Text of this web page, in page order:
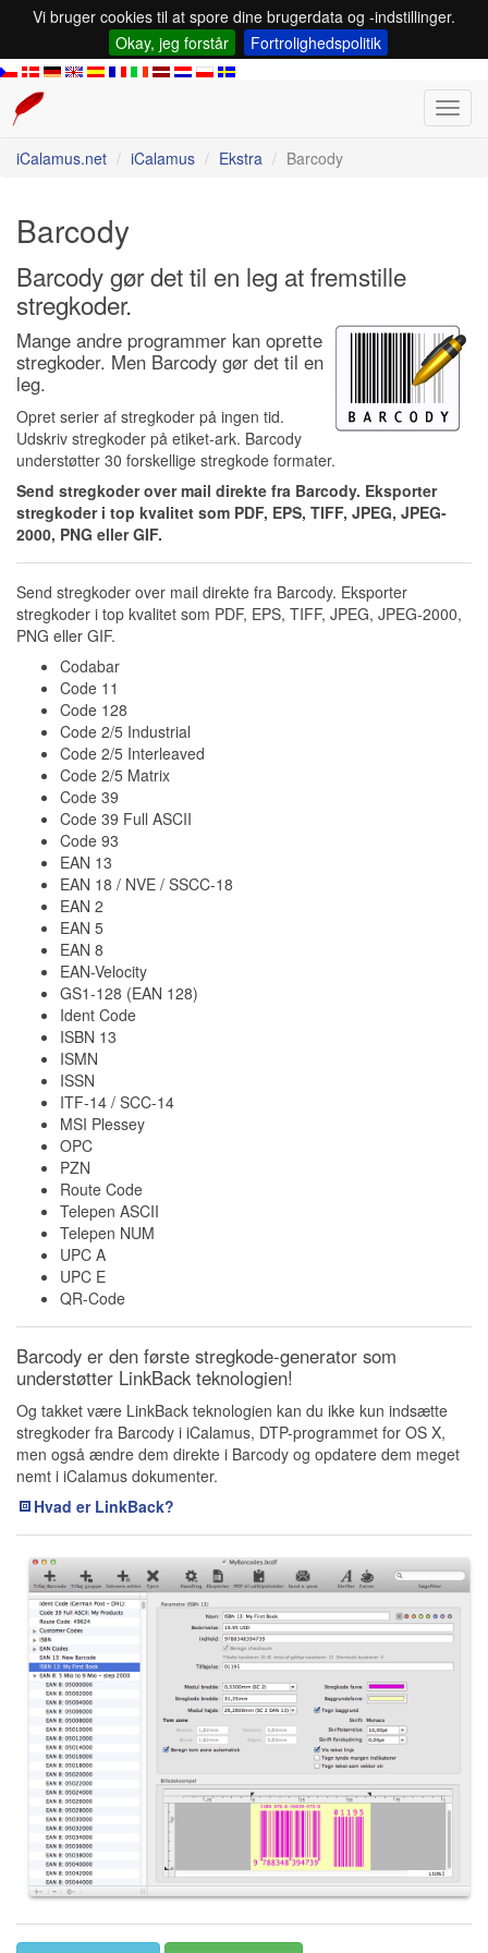
Vi bruger cookies til at spore dine brugerdata og -indstillinger.
Okay, jeg forstår
Fortrolighedspolitik
iCalamus.net
iCalamus Ekstra Barcody
Barcody
Barcody gør det til en leg at fremstille
stregkoder.
Mange andre programmer kan oprette
stregkoder. Men Barcody gør det til en
leg.
Opret serier af stregkoder på ingen tid.
Udskriv stregkoder på etiket-ark. Barcody
understøtter 30 forskellige stregkode formater.
Send stregkoder over mail direkte fra Barcody. Eksporter
stregkoder i top kvalitet som PDF, EPS, TIFF, JPEG, JPEG-
2000, PNG eller GIF.
Send stregkoder over mail direkte fra Barcody. Eksporter
stregkoder i top kvalitet som PDF, EPS, TIFF, JPEG, JPEG-2000,
PNG eller GIF.
Codabar
Code 11
Code 128
Code 2/5 Industrial
Code 2/5 Interleaved
Code 2/5 Matrix
Code 39
Code 39 Full ASCII
Code 93
EAN 13
EAN 18 / NVE / SSCC-18
EAN 2
EAN 5
EAN 8
EAN-Velocity
GS1-128 (EAN 128)
Ident Code
ISBN 13
ISMN
ISSN
ITF-14 / SCC-14
MSI Plessey
OPC
PZN
Route Code
Telepen ASCII
Telepen NUM
UPC A
UPC E
QR-Code
Barcody er den første stregkode-generator som
understøtter LinkBack teknologien!
Og takket være LinkBack teknologien kan du ikke kun indsætte
stregkoder fra Barcody i iCalamus, DTP-programmet for OS X,
men også ændre dem direkte i Barcody og opdatere dem meget
nemt i iCalamus dokumenter.
Hvad er LinkBack?